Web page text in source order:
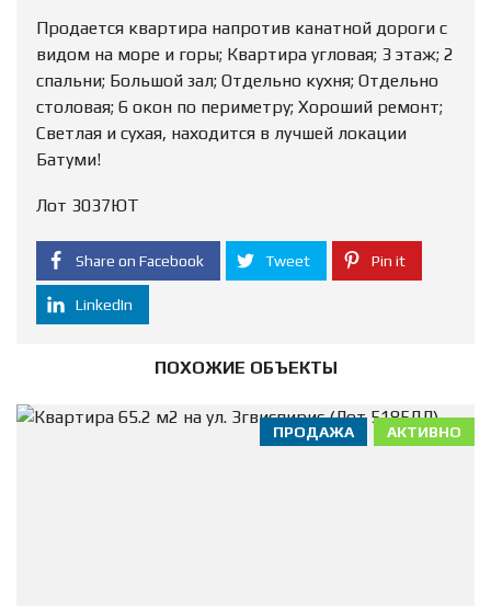
Продается квартира напротив канатной дороги с
видом на море и горы; Квартира угловая; 3 этаж; 2
спальни; Большой зал; Отдельно кухня; Отдельно
столовая; 6 окон по периметру; Хороший ремонт;
Светлая и сухая, находится в лучшей локации
Батуми!
Лот 3037ЮТ
Share on Facebook Tweet Pin it
LinkedIn
ПОХОЖИЕ ОБЪЕКТЫ
АКТИВНО
ПРОДАЖА